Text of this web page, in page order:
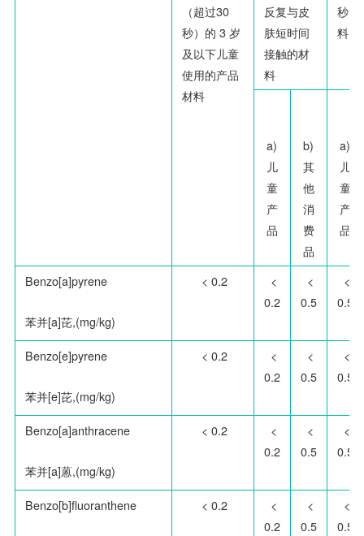
（超过30
秒）的 3 岁
及以下儿童
使用的产品
材料
反复与皮
肤短时间
接触的材
料
秒）
料
a)
儿
童
产
品
b)
其
他
消
费
品
a)
儿
童
产
品
Benzo[a]pyrene
苯并[a]芘,(mg/kg)
< 0.2
<
0.2
<
0.5
<
0.5
Benzo[e]pyrene
苯并[e]芘,(mg/kg)
< 0.2
<
0.2
<
0.5
<
0.5
Benzo[a]anthracene
苯并[a]蒽,(mg/kg)
< 0.2
<
0.2
<
0.5
<
0.5
Benzo[b]fluoranthene < 0.2
<
0.2
<
0.5
<
0.5